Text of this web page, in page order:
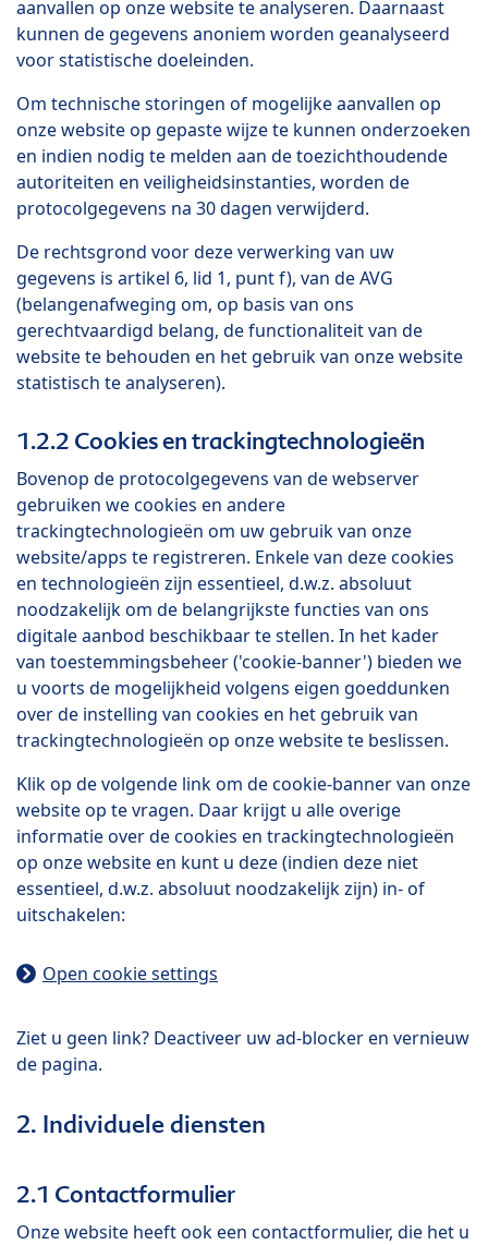
aanvallen op onze website te analyseren. Daarnaast
kunnen de gegevens anoniem worden geanalyseerd
voor statistische doeleinden.
Om technische storingen of mogelijke aanvallen op
onze website op gepaste wijze te kunnen onderzoeken
en indien nodig te melden aan de toezichthoudende
autoriteiten en veiligheidsinstanties, worden de
protocolgegevens na 30 dagen verwijderd.
De rechtsgrond voor deze verwerking van uw
gegevens is artikel 6, lid 1, punt f), van de AVG
(belangenafweging om, op basis van ons
gerechtvaardigd belang, de functionaliteit van de
website te behouden en het gebruik van onze website
statistisch te analyseren).
1.2.2 Cookies en trackingtechnologieën
Bovenop de protocolgegevens van de webserver
gebruiken we cookies en andere
trackingtechnologieën om uw gebruik van onze
website/apps te registreren. Enkele van deze cookies
en technologieën zijn essentieel, d.w.z. absoluut
noodzakelijk om de belangrijkste functies van ons
digitale aanbod beschikbaar te stellen. In het kader
van toestemmingsbeheer ('cookie-banner') bieden we
u voorts de mogelijkheid volgens eigen goeddunken
over de instelling van cookies en het gebruik van
trackingtechnologieën op onze website te beslissen.
Klik op de volgende link om de cookie-banner van onze
website op te vragen. Daar krijgt u alle overige
informatie over de cookies en trackingtechnologieën
op onze website en kunt u deze (indien deze niet
essentieel, d.w.z. absoluut noodzakelijk zijn) in- of
uitschakelen:
Open cookie settings
Ziet u geen link? Deactiveer uw ad-blocker en vernieuw
de pagina.
2. Individuele diensten
2.1 Contactformulier
Onze website heeft ook een contactformulier, die het u